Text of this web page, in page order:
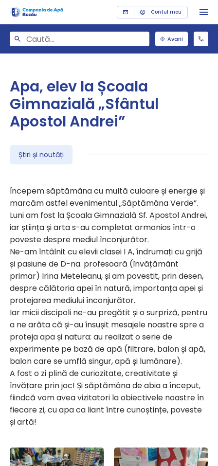
Contul meu
Avarii
Apa, elev la Școala
Gimnazială „Sfântul
Apostol Andrei”
Știri și noutăți
Începem săptămâna cu multă culoare și energie și
marcăm astfel evenimentul „Săptămâna Verde”.
Luni am fost la Școala Gimnazială Sf. Apostol Andrei,
iar știința și arta s-au completat armonios într-o
poveste despre mediul înconjurător.
Ne-am întâlnit cu elevii clasei I A, îndrumați cu grijă
și pasiune de D-na. profesoară (învățământ
primar) Irina Meteleanu, și am povestit, prin desen,
despre călătoria apei în natură, importanța apei și
protejarea mediului înconjurător.
Iar micii discipoli ne-au pregătit și o surpriză, pentru
a ne arăta că și-au însușit mesajele noastre spre a
proteja apa și natura: au realizat o serie de
experimente pe bază de apă (filtrare, balon și apă,
balon care se umflă singur, apă și lumânare).
A fost o zi plină de curiozitate, creativitate și
învățare prin joc! Și săptămâna de abia a început,
fiindcă vom avea vizitatori la obiectivele noastre în
fiecare zi, cu apa ca liant între cunoștințe, poveste
și artă!